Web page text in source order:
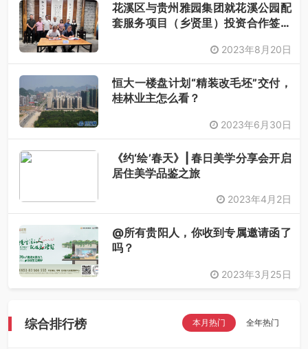
花溪区与贵州雅园集团就花溪公园配
套服务项目（乡贤里）投资合作签约
2023年8月20日
恒大一楼盘计划“精装改毛坯”交付，
桂林业主怎么看？
2023年6月30日
《约‘绘’春天》| 春日美学分享会开启
居住美学品鉴之旅
2023年4月2日
@所有贵阳人，你收到专属邀请函了
吗？
2023年3月25日
综合排行榜 本月热门 全年热门